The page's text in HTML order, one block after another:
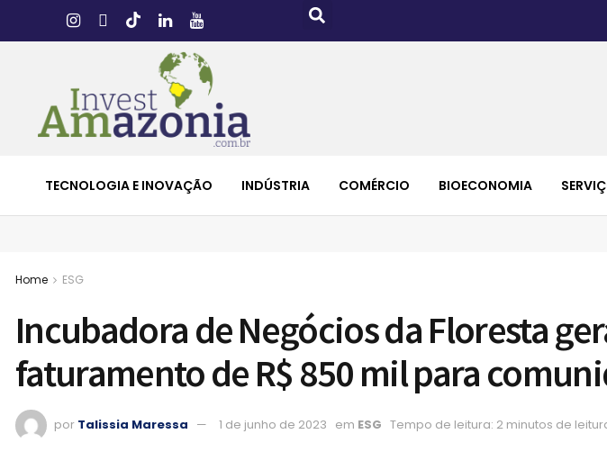
TECNOLOGIA E INOVAÇÃO INDÚSTRIA COMÉRCIO BIOECONOMIA
Home ESG
Incubadora de Negócios da Floresta
faturamento de R$ 850 mil para
por Talissia Maressa 1 de junho de 2023 em ESG Tempo de leitura: 2 minutos de